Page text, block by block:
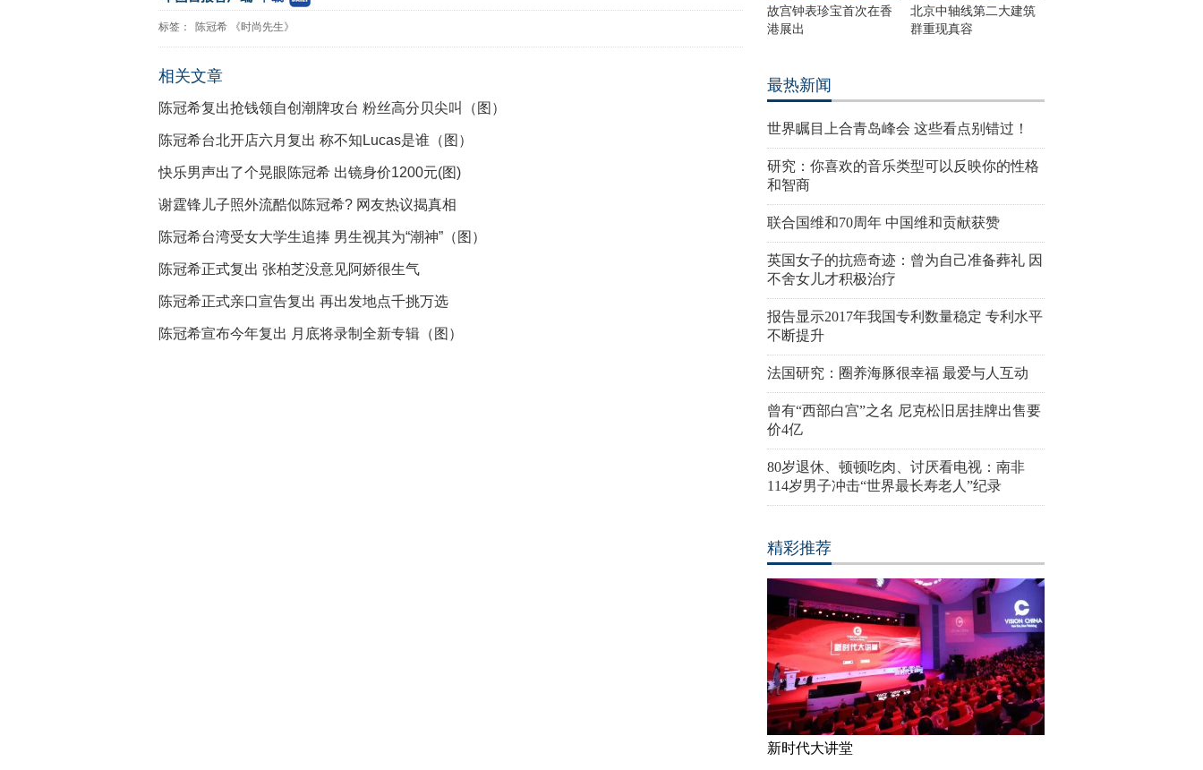
标签： 陈冠希 《时尚先生》
相关文章
陈冠希复出抢钱领自创潮牌攻台 粉丝高分贝尖叫（图）
陈冠希台北开店六月复出 称不知Lucas是谁（图）
快乐男声出了个晃眼陈冠希 出镜身价1200元(图)
谢霆锋儿子照外流酷似陈冠希? 网友热议揭真相
陈冠希台湾受女大学生追捧 男生视其为“潮神”（图）
陈冠希正式复出 张柏芝没意见阿娇很生气
陈冠希正式亲口宣告复出 再出发地点千挑万选
陈冠希宣布今年复出 月底将录制全新专辑（图）
故宫钟表珍宝首次在香
港展出
北京中轴线第二大建筑
群重现真容
最热新闻
世界瞩目上合青岛峰会 这些看点别错过！
研究：你喜欢的音乐类型可以反映你的性格
和智商
联合国维和70周年 中国维和贡献获赞
英国女子的抗癌奇迹：曾为自己准备葬礼 因
不舍女儿才积极治疗
报告显示2017年我国专利数量稳定 专利水平
不断提升
法国研究：圈养海豚很幸福 最爱与人互动
曾有“西部白宫”之名 尼克松旧居挂牌出售要
价4亿
80岁退休、顿顿吃肉、讨厌看电视：南非
114岁男子冲击“世界最长寿老人”纪录
精彩推荐
新时代大讲堂